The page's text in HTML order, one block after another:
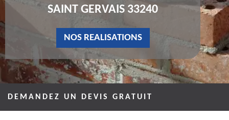
SAINT GERVAIS 33240
NOS REALISATIONS
DEMANDEZ UN DEVIS GRATUIT